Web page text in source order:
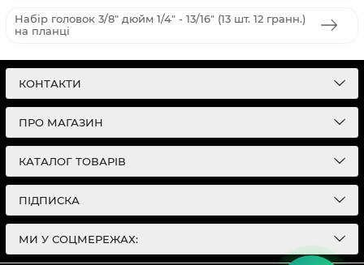
Набір головок 3/8" дюйм 1/4" - 13/16" (13 шт. 12 гранн.)
на планці
КОНТАКТИ
ПРО МАГАЗИН
КАТАЛОГ ТОВАРІВ
ПІДПИСКА
МИ У СОЦМЕРЕЖАХ: